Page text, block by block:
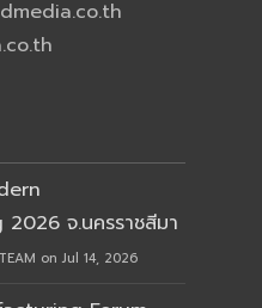
จ.นครราชสีมา
on Jul 14, 2026